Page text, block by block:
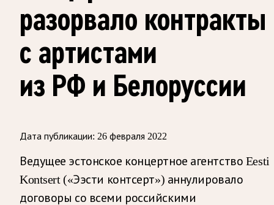
разорвало контракты
с артистами
из РФ и Белоруссии
Дата публикации: 26 февраля 2022
Ведущее эстонское концертное агентство Eesti
Kontsert («Ээсти контсерт») аннулировало
договоры со всеми российскими